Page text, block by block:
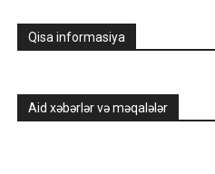
Qisa informasiya
Aid xəbərlər və məqalələr